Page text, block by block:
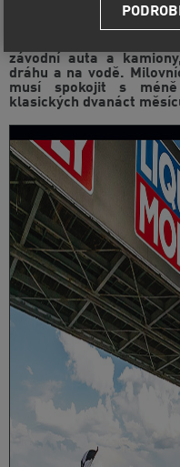
Pro ty, kdo mají radši
určen motoristický
závodní auta a
dráhu a na vodě.
musí spokojit s
klasických dvanáct